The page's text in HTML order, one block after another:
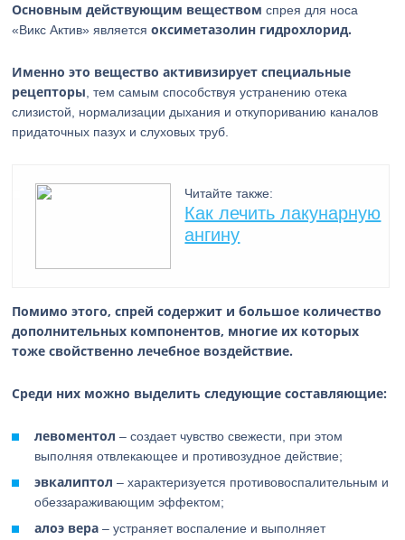
Основным действующим веществомспрея для носа
«Викс Актив» являетсяоксиметазолин гидрохлорид.
Именно это вещество активизирует специальные
рецепторы , тем самым способствуя устранению отека
слизистой, нормализации дыхания и откупориванию каналов
придаточных пазух и слуховых труб.
Читайте также:
Как лечить лакунарную
ангину
Помимо этого, спрей содержит и большое количество
дополнительных компонентов, многие их которых
тоже свойственно лечебное воздействие.
Среди них можно выделить следующие составляющие:
левоментол – создает чувство свежести, при этом
выполняя отвлекающее и противозудное действие;
эвкалиптол – характеризуется противовоспалительным и
обеззараживающим эффектом;
алоэ вера – устраняет воспаление и выполняет